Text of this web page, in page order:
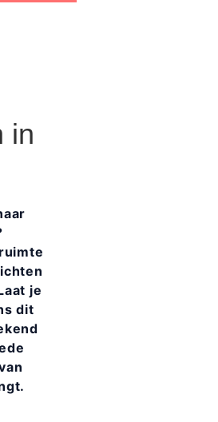
in
je
dit